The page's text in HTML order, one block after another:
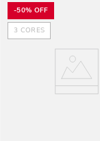
-50% OFF
3 CORES